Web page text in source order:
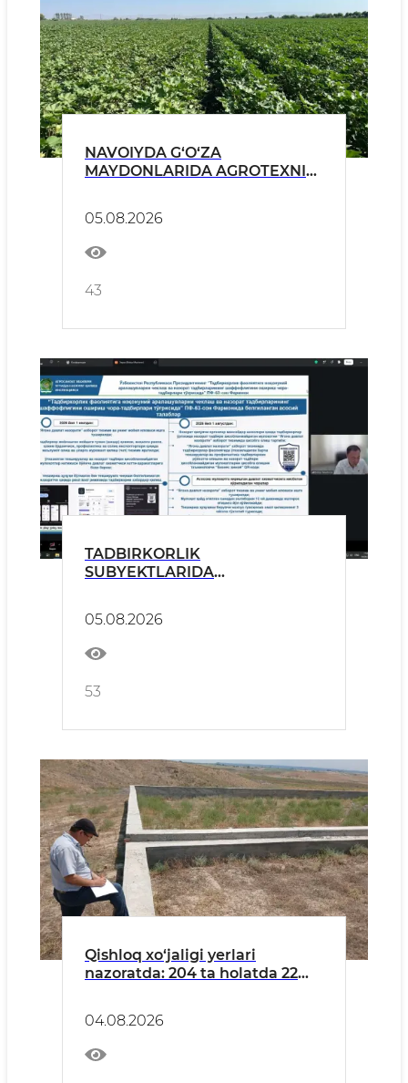
NAVOIYDA G‘O‘ZA
MAYDONLARIDA AGROTEXNIK
05.08.2026
43
TADBIRKORLIK
SUBYEKTLARIDA
SOHASIDA O‘QUV-AMALIY
SEMINARLARI BO‘LIB
O‘TMOQDA
05.08.2026
53
Qishloq xo‘jaligi yerlari
nazoratda: 204 ta holatda 22
04.08.2026